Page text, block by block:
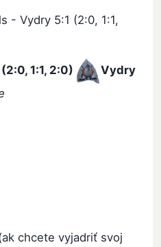
- Vydry 5:1 (2:0, 1:1,
1:1, 2:0)
Vydry
chcete vyjadriť svoj